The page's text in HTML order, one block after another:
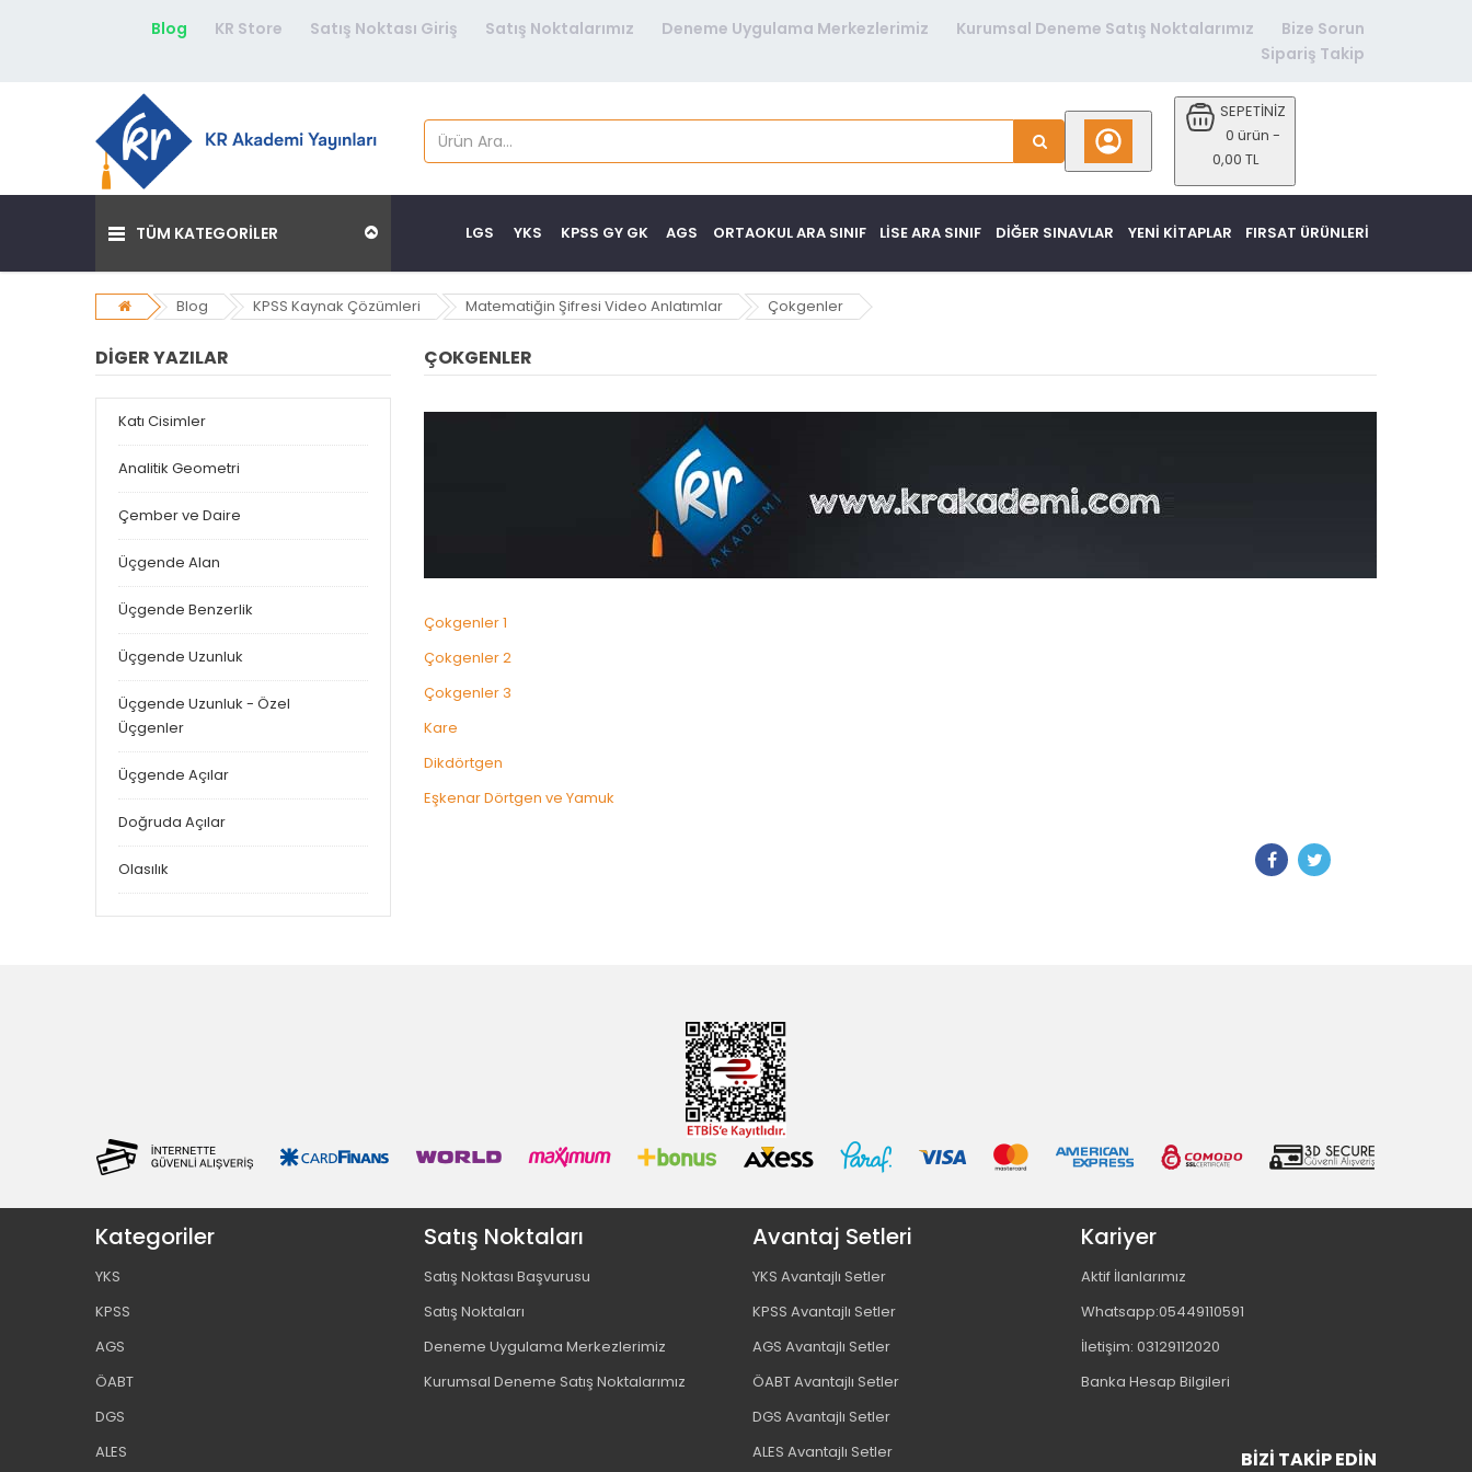
Blog KR Store Satış Noktası Giriş Satış Noktalarımız Deneme Uygulama Merkezlerimiz Kurumsal Deneme Satış Noktalarımız
Bize Sorun
Sipariş Takip
SEPETİNİZ
0 ürün -
0,00 TL
TÜM KATEGORİLER FIRSAT ÜRÜNLERI
YENI KITAPLAR
DİĞER SINAVLAR
LISE ARA SINIF
ORTAOKUL ARA SINIF
AGS
KPSS GY GK
YKS
LGS
Blog KPSS Kaynak Çözümleri Matematiğin Şifresi Video Anlatımlar Çokgenler
DIGER YAZILAR
Katı Cisimler
Analitik Geometri
Çember ve Daire
Üçgende Alan
Üçgende Benzerlik
Üçgende Uzunluk
Üçgende Uzunluk - Özel
Üçgenler
Üçgende Açılar
Doğruda Açılar
Olasılık
ÇOKGENLER
Çokgenler 1
Çokgenler 2
Çokgenler 3
Kare
Dikdörtgen
Eşkenar Dörtgen ve Yamuk
Kategoriler
YKS
KPSS
AGS
ÖABT
DGS
ALES
Satış Noktaları
Satış Noktası Başvurusu
Satış Noktaları
Deneme Uygulama Merkezlerimiz
Kurumsal Deneme Satış Noktalarımız
Avantaj Setleri
YKS Avantajlı Setler
KPSS Avantajlı Setler
AGS Avantajlı Setler
ÖABT Avantajlı Setler
DGS Avantajlı Setler
ALES Avantajlı Setler
Kariyer
Aktif İlanlarımız
Whatsapp:05449110591
İletişim: 03129112020
Banka Hesap Bilgileri
BIZI TAKIP EDIN